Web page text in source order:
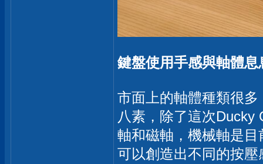
鍵盤使用手感與軸體息
市面上的軸體種類很
八素，除了這次Ducky
軸和磁軸，機械軸是
可以創造出不同的按